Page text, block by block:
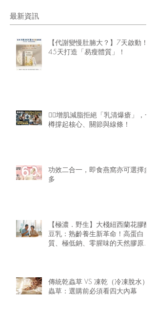
最新資訊
【代謝變慢肚腩大？】7天啟動！
45天打造「易瘦體質」！
🏋️‍♂️增肌減脂拒絕「乳清爆瘡」，一
樽撐起核心、關節與線條！
功效二合一，即食燕窩亦可選擇多
多
【極濃．野生】大棧紐西蘭花膠醇
豆乳：熟齡養生新革命！高蛋白
質、極低鈉、零腥味的天然膠原精
傳統乾蟲草 VS 凍乾（冷凍脫水）
蟲草：選購前必須看四大內幕